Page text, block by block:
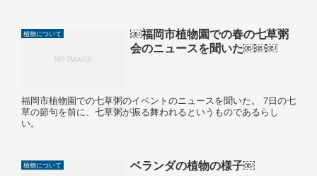
植物について
￼福岡市植物園での春の七草粥
会のニュースを聞いた￼￼￼
福岡市植物園での七草粥のイベントのニュースを聞いた。 7日の七
草の節句を前に、七草粥が振る舞われるというものであるらし
い。
植物について ベランダの植物の様子￼